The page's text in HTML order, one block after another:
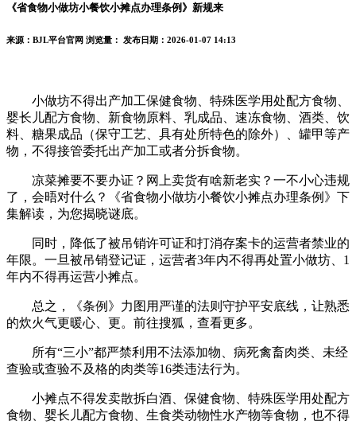
《省食物小做坊小餐饮小摊点办理条例》新规来
来源：BJL平台官网 浏览量： 发布日期：2026-01-07 14:13
小做坊不得出产加工保健食物、特殊医学用处配方食物、
婴长儿配方食物、新食物原料、乳成品、速冻食物、酒类、饮
料、糖果成品（保守工艺、具有处所特色的除外）、罐甲等产
物，不得接管委托出产加工或者分拆食物。
凉菜摊要不要办证？网上卖货有啥新老实？一不小心违规
了，会晤对什么？《省食物小做坊小餐饮小摊点办理条例》下
集解读，为您揭晓谜底。
同时，降低了被吊销许可证和打消存案卡的运营者禁业的
年限。一旦被吊销登记证，运营者3年内不得再处置小做坊、1
年内不得再运营小摊点。
总之，《条例》力图用严谨的法则守护平安底线，让熟悉
的炊火气更暖心、更。前往搜狐，查看更多。
所有“三小”都严禁利用不法添加物、病死禽畜肉类、未经
查验或查验不及格的肉类等16类违法行为。
小摊点不得发卖散拆白酒、保健食物、特殊医学用处配方
食物、婴长儿配方食物、生食类动物性水产物等食物，也不得